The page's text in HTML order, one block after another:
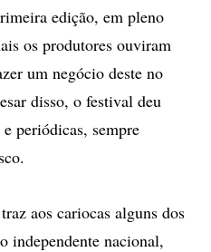
edição, em pleno
os produtores ouviram
um negócio deste no
disso, o festival deu
periódicas, sempre
aos cariocas alguns dos
independente nacional,